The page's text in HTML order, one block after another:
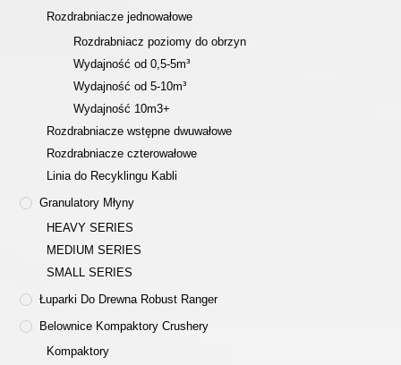
Rozdrabniacze jednowałowe
Rozdrabniacz poziomy do obrzyn
Wydajność od 0,5-5m³
Wydajność od 5-10m³
Wydajność 10m3+
Rozdrabniacze wstępne dwuwałowe
Rozdrabniacze czterowałowe
Linia do Recyklingu Kabli
Granulatory Młyny
HEAVY SERIES
MEDIUM SERIES
SMALL SERIES
Łuparki Do Drewna Robust Ranger
Belownice Kompaktory Crushery
Kompaktory